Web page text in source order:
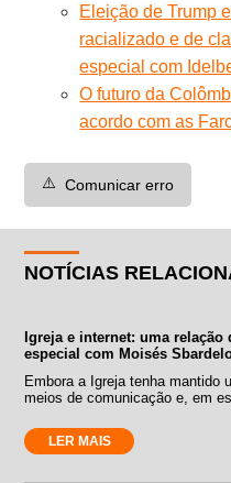
Eleição de Trump
racializado e de
especial com
O futuro da
acordo com as
⚠️ Comunicar erro
NOTÍCIAS
Igreja e internet: uma
especial com Moisés
Embora a Igreja tenha mantido
meios de comunicação e, em
LER MAIS